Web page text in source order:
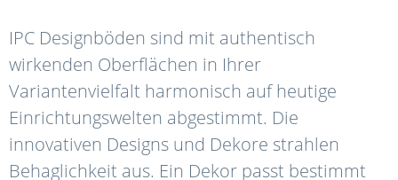
IPC Designböden sind mit authentisch
wirkenden Oberflächen in Ihrer
Variantenvielfalt harmonisch auf heutige
Einrichtungswelten abgestimmt. Die
innovativen Designs und Dekore strahlen
Behaglichkeit aus. Ein Dekor passt bestimmt